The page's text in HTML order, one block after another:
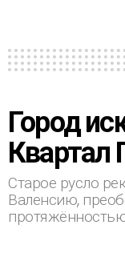
Город
Старое русло
Валенсию,